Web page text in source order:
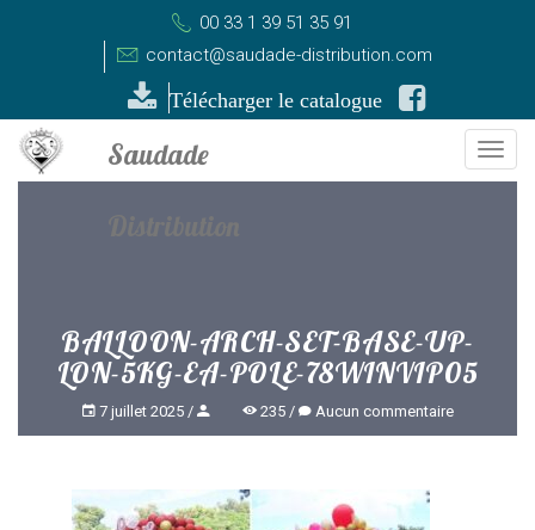
00 33 1 39 51 35 91
contact@saudade-distribution.com
Télécharger le catalogue
BALLOON-ARCH-SET-BASE-UP-
LON-5KG-EA-POLE-78WINVIP05
7 juillet 2025 235 Aucun commentaire